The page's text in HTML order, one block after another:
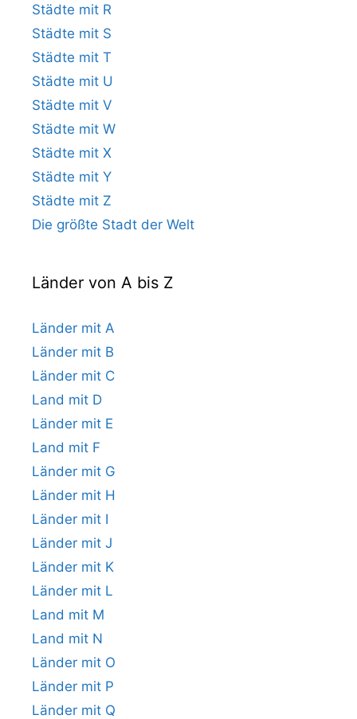
Städte mit R
Städte mit S
Städte mit T
Städte mit U
Städte mit V
Städte mit W
Städte mit X
Städte mit Y
Städte mit Z
Die größte Stadt der Welt
Länder von A bis Z
Länder mit A
Länder mit B
Länder mit C
Land mit D
Länder mit E
Land mit F
Länder mit G
Länder mit H
Länder mit I
Länder mit J
Länder mit K
Länder mit L
Land mit M
Land mit N
Länder mit O
Länder mit P
Länder mit Q